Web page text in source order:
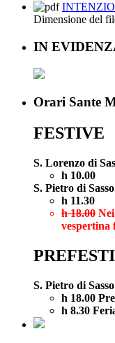
Dimensione del
IN
Orari Sante
FESTIVE
S. Lorenzo di
h 10.00
S. Pietro di
h 11.30
h 18.00
vespertina
S. Pietro di
h 18.00
h 8.30